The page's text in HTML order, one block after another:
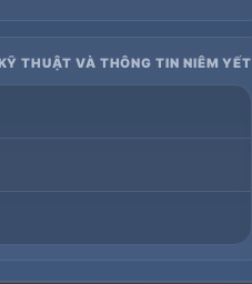
THUẬT VÀ THÔNG TIN NIÊM YẾT